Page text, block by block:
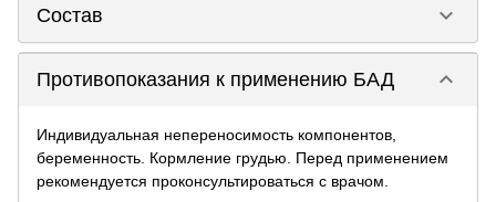
Состав keyboard_arrow_down
Противопоказания к применению БАД keyboard_arrow_down
Индивидуальная непереносимость компонентов,
беременность. Кормление грудью. Перед применением
рекомендуется проконсультироваться с врачом.